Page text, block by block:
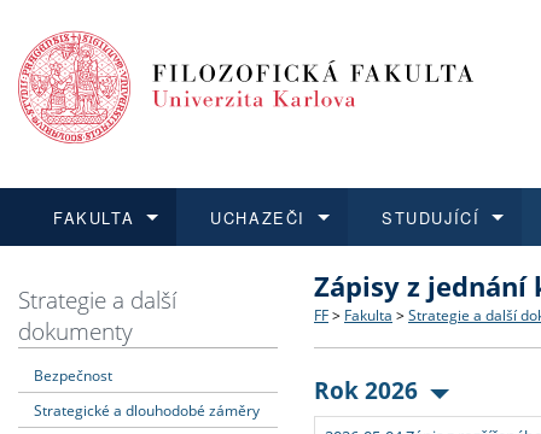
FAKULTA
Dozvědět se více
Struktura a historie
Strategie a další
Podpora a benefity pro
UCHAZEČI
Podat přihlášku
Co studovat a jak se
Učitelské studijní
Informace k průběhu
STUDUJÍCÍ
Dozvědět se více
Bakalářské a magisterské
Doktorské studium
Rigorózní řízení
Dozvědět se více
O vědě a výzkumu na FF
Akademické kvalifikace
Granty a projekty
Dozvědět se více
Aktuální nabídky a
Vyjíždějící studenti
Přijíždějící studenti
Strategie a další
dokumenty
Bezpečnost
Strategické a dlouhodobé záměry
Zápisy z jednání
FF > Fakulta > Strategie a další
Rok 2026